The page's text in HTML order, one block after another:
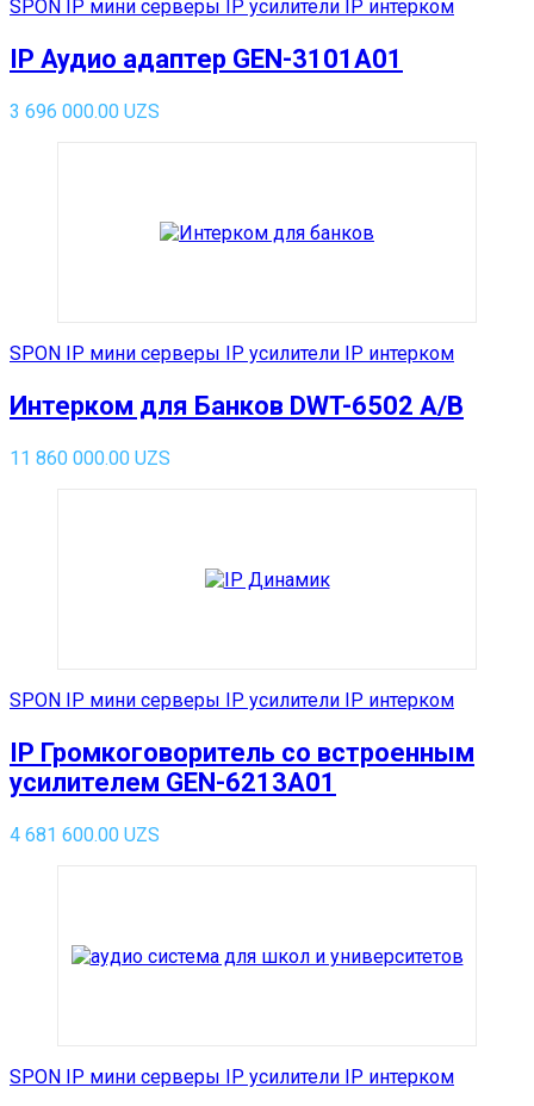
SPON IP мини серверы IP усилители IP интерком
IP Аудио адаптер GEN-3101A01
3 696 000.00 UZS
SPON IP мини серверы IP усилители IP интерком
Интерком для Банков DWT-6502 A/B
11 860 000.00 UZS
SPON IP мини серверы IP усилители IP интерком
IP Громкоговоритель со встроенным
усилителем GEN-6213A01
4 681 600.00 UZS
SPON IP мини серверы IP усилители IP интерком